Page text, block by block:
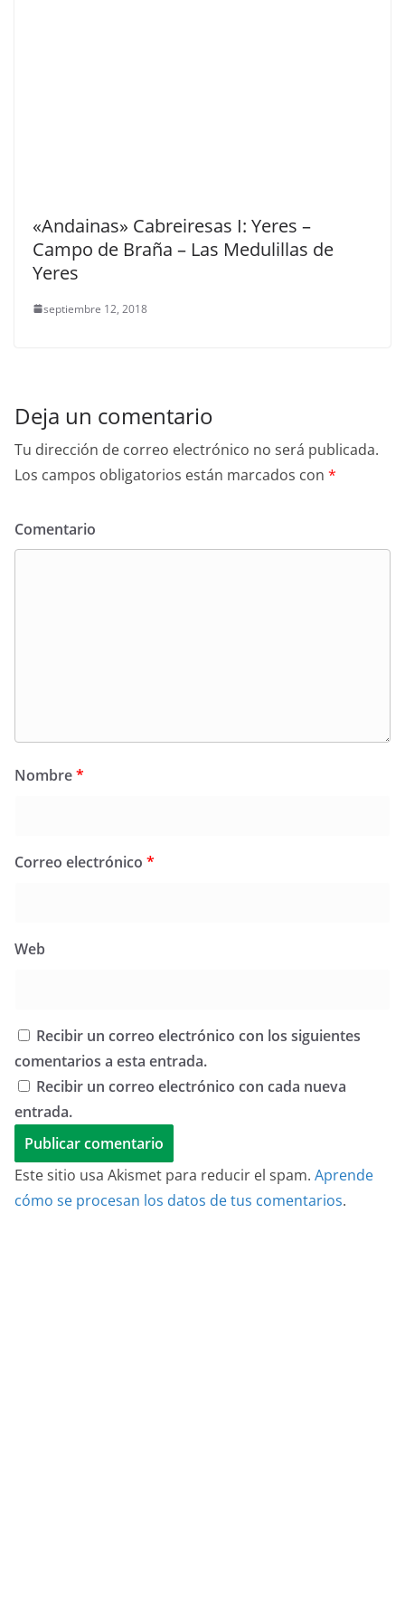
«Andainas» Cabreiresas I: Yeres –
Campo de Braña – Las Medulillas de
Yeres
septiembre 12, 2018
Deja un comentario
Tu dirección de correo electrónico no será publicada.
Los campos obligatorios están marcados con *
Comentario
Nombre*
Correo electrónico *
Web
Recibir un correo electrónico con los siguientes
comentarios a esta entrada.
Recibir un correo electrónico con cada nueva
entrada.
Este sitio usa Akismet para reducir el spam. Aprende
cómo se procesan los datos de tus comentarios.